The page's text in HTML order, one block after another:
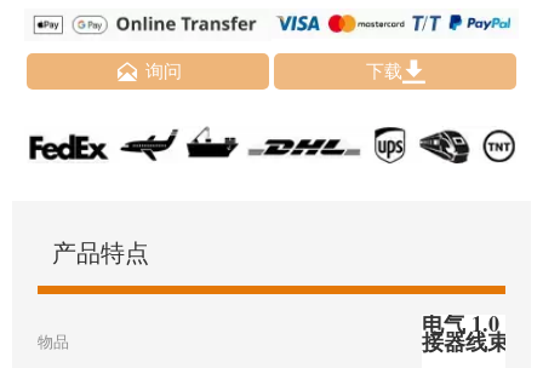
 询问 下载
产品特点
物品
电气 1.0 毫
接器线束